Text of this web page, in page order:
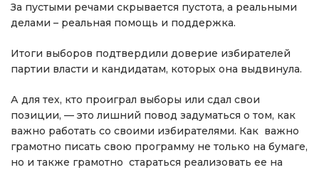
За пустыми речами скрывается пустота, а реальными
делами – реальная помощь и поддержка.
Итоги выборов подтвердили доверие избирателей
партии власти и кандидатам, которых она выдвинула.
А для тех, кто проиграл выборы или сдал свои
позиции, — это лишний повод задуматься о том, как
важно работать со своими избирателями. Как важно
грамотно писать свою программу не только на бумаге,
но и также грамотно стараться реализовать ее на